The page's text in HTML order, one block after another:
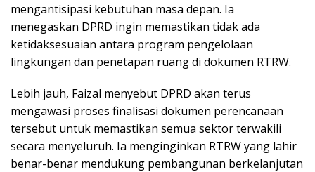
mengantisipasi kebutuhan masa depan. Ia
menegaskan DPRD ingin memastikan tidak ada
ketidaksesuaian antara program pengelolaan
lingkungan dan penetapan ruang di dokumen RTRW.
Lebih jauh, Faizal menyebut DPRD akan terus
mengawasi proses finalisasi dokumen perencanaan
tersebut untuk memastikan semua sektor terwakili
secara menyeluruh. Ia menginginkan RTRW yang lahir
benar-benar mendukung pembangunan berkelanjutan